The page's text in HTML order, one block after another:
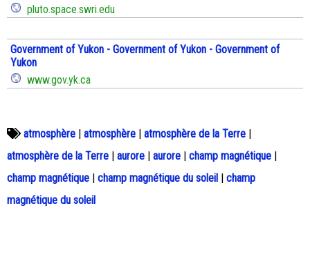
pluto.space.swri.edu
Government of Yukon - Government of Yukon - Government of
Yukon
www.gov.yk.ca
atmosphère atmosphère atmosphère de la Terre
atmosphère de la Terre
aurore aurore champ magnétique
champ magnétique
champ magnétique du soleil
champ
magnétique du soleil